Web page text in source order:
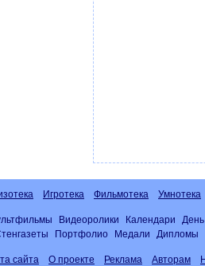
Игротека Фильмотека Умнотека
Видеоролики Календари
Портфолио Медали Дипломы
сайта О проекте Реклама Авторам